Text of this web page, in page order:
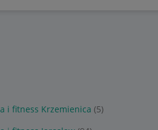
i fitness Krzemienica (5)